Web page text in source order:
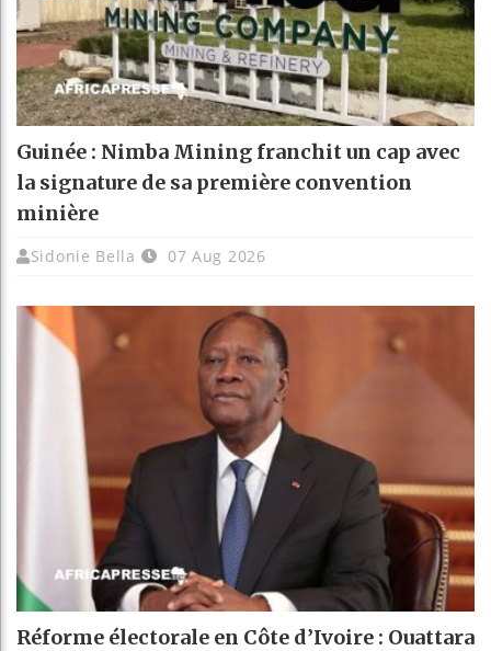
Guinée : Nimba Mining franchit un cap avec
la signature de sa première convention
minière
Sidonie Bella 07 Aug 2026
Réforme électorale en Côte d’Ivoire : Ouattara